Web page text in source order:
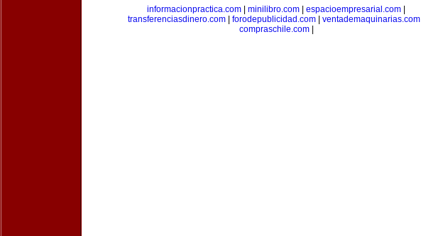
informacionpractica.com
minilibro.com espacioempresarial.com
transferenciasdinero.com
forodepublicidad.com ventademaquinarias.com
compraschile.com|